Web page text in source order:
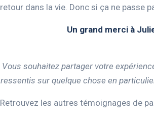
retour dans la vie. Donc si ça ne passe
Un grand merci à
Vous souhaitez partager votre
ressentis sur quelque chose en
Retrouvez les autres témoignages de